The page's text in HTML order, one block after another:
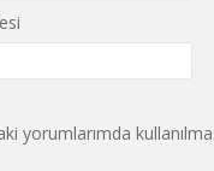
yorumlarımda